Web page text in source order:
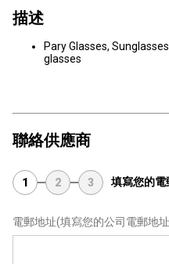
描述
Pary Glasses,
glasses
聯絡供應商
1 2 3 填寫您的電
電郵地址(填寫您的公司電郵地